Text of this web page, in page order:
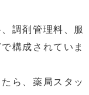
調剤管理料、服
構成されていま
ら、薬局スタッ